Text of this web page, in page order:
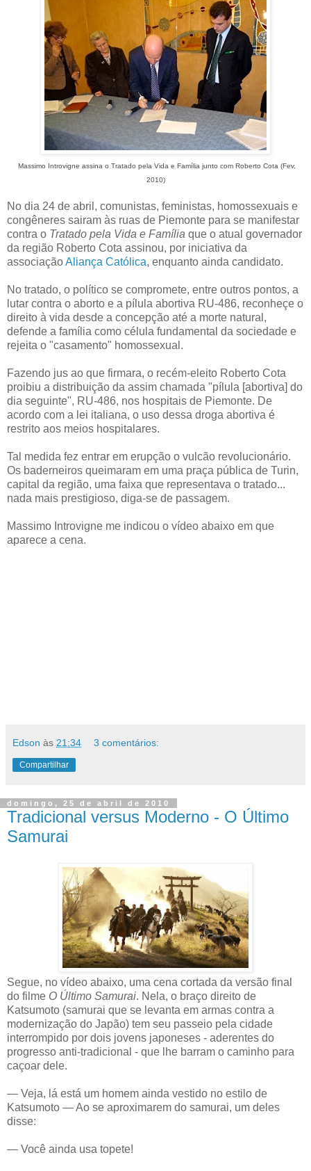
Massimo Introvigne assina o Tratado pela Vida e Família junto com Roberto Cota (Fev,
2010)
No dia 24 de abril, comunistas, feministas, homossexuais e
congêneres sairam às ruas de Piemonte para se manifestar
contra o Tratado pela Vida e Família que o atual governador
da região Roberto Cota assinou, por iniciativa da
associaçãoAliança Católica, enquanto ainda candidato.
No tratado, o político se compromete, entre outros pontos, a
lutar contra o aborto e a pílula abortiva RU-486, reconheçe o
direito à vida desde a concepção até a morte natural,
defende a família como célula fundamental da sociedade e
rejeita o "casamento" homossexual.
Fazendo jus ao que firmara, o recém-eleito Roberto Cota
proibiu a distribuição da assim chamada "pílula [abortiva] do
dia seguinte", RU-486, nos hospitais de Piemonte. De
acordo com a lei italiana, o uso dessa droga abortiva é
restrito aos meios hospitalares.
Tal medida fez entrar em erupção o vulcão revolucionário.
Os baderneiros queimaram em uma praça pública de Turin,
capital da região, uma faixa que representava o tratado...
nada mais prestigioso, diga-se de passagem.
Massimo Introvigne me indicou o vídeo abaixo em que
aparece a cena.
Edson às 21:34 3 comentários:
Compartilhar
domingo, 25 de abril de 2010
Tradicional versus Moderno - O Último
Samurai
Segue, no vídeo abaixo, uma cena cortada da versão final
do filme O Último Samurai. Nela, o braço direito de
Katsumoto (samurai que se levanta em armas contra a
modernização do Japão) tem seu passeio pela cidade
interrompido por dois jovens japoneses - aderentes do
progresso anti-tradicional - que lhe barram o caminho para
caçoar dele.
― Veja, lá está um homem ainda vestido no estilo de
Katsumoto ― Ao se aproximarem do samurai, um deles
disse:
― Você ainda usa topete!